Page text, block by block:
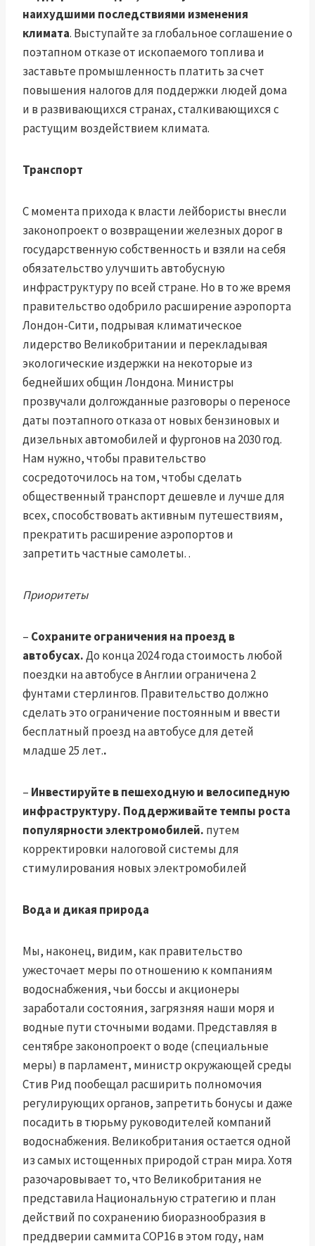
наихудшими последствиями изменения
климата. Выступайте за глобальное соглашение о
поэтапном отказе от ископаемого топлива и
заставьте промышленность платить за счет
повышения налогов для поддержки людей дома
и в развивающихся странах, сталкивающихся с
растущим воздействием климата.
Транспорт
С момента прихода к власти лейбористы внесли
законопроект о возвращении железных дорог в
государственную собственность и взяли на себя
обязательство улучшить автобусную
инфраструктуру по всей стране. Но в то же время
правительство одобрило расширение аэропорта
Лондон-Сити, подрывая климатическое
лидерство Великобритании и перекладывая
экологические издержки на некоторые из
беднейших общин Лондона. Министры
прозвучали долгожданные разговоры о переносе
даты поэтапного отказа от новых бензиновых и
дизельных автомобилей и фургонов на 2030 год.
Нам нужно, чтобы правительство
сосредоточилось на том, чтобы сделать
общественный транспорт дешевле и лучше для
всех, способствовать активным путешествиям,
прекратить расширение аэропортов и
запретить частные самолеты. .
Приоритеты
– Сохраните ограничения на проезд в
автобусах.До конца 2024 года стоимость любой
поездки на автобусе в Англии ограничена 2
фунтами стерлингов. Правительство должно
сделать это ограничение постоянным и ввести
бесплатный проезд на автобусе для детей
младше 25 лет..
– Инвестируйте в пешеходную и велосипедную
инфраструктуру. Поддерживайте темпы роста
популярности электромобилей. путем
корректировки налоговой системы для
стимулирования новых электромобилей
Вода и дикая природа
Мы, наконец, видим, как правительство
ужесточает меры по отношению к компаниям
водоснабжения, чьи боссы и акционеры
заработали состояния, загрязняя наши моря и
водные пути сточными водами. Представляя в
сентябре законопроект о воде (специальные
меры) в парламент, министр окружающей среды
Стив Рид пообещал расширить полномочия
регулирующих органов, запретить бонусы и даже
посадить в тюрьму руководителей компаний
водоснабжения. Великобритания остается одной
из самых истощенных природой стран мира. Хотя
разочаровывает то, что Великобритания не
представила Национальную стратегию и план
действий по сохранению биоразнообразия в
преддверии саммита COP16 в этом году, нам